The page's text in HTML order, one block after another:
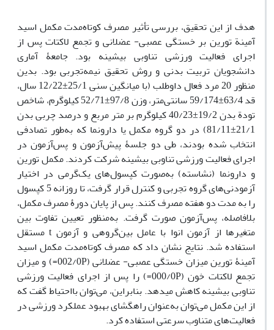
هدف از این تحقیق، بررسی تأثیر مصرف کوتاه‌مدت مکمل اسید
آمینة تورین بر خستگی عصبی- عضلانی و تجمع لاکتات پس از
اجرای فعالیت ورزشی تناوبی بیشینه بود. جامعۀ آماری
دانشجویان تربیت بدنی و روش تحقیق نیمه‌تجربی بود. بدین
منظور 20 مرد فعال داوطلب (با میانگین سنی 25/1±12/22 سال،
قد 63/4±59/174 سانتی‌متر، وزن 97/8±52/71 کیلوگرم، شاخص
تودة بدن 19/2±40/23 کیلوگرم بر متر مربع و درصد چربی بدن
21/1±81/11) در دو گروه مکمل یا دارونما که به‌طور تصادفی
انتخاب شده بودند، طی دو جلسۀ پیش‌آزمون و پس‌آزمون در
اجرای فعالیت ورزشی تناوبی بیشینه شرکت کردند. مکمل تورین
و دارونما (نشاسته) به‌صورت کپسول‌های یک‌گرمی در اختیار
آزمودنی‌های گروه تجربی و کنترل قرار گرفت، تا روزانه 5 کپسول
را به مدت دو هفته مصرف کنند. پس از پایان دورۀ مصرف مکمل،
بلافاصله، پس‌آزمون صورت گرفت. به‌منظور تعیین تفاوت بین
متغیرها از آزمون انوا با عامل بین‌گروهی و آزمون t مستقل
استفاده شد. نتایج نشان داد که مصرف کوتاه‌مدت مکمل اسید
آمینۀ تورین میزان خستگی عصبی- عضلانی (002/0P=) و میزان
تجمع لاکتات خون (000/0P=) را پس از اجرای فعالیت ورزشی
تناوبی بیشینه کاهش می­دهد. بنابراین، می‌توان بااحتیاط گفت که
از این مکمل می‌توان به‌عنوان راهگشای بهبود عملکرد ورزشی در
فعالیت‌های متناوب سرعتی استفاده کرد.